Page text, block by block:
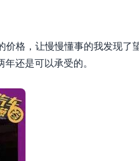
格，让慢慢懂事的我发现
还是可以承受的。